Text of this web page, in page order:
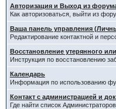
Авторизация и Выход из
Как авторизоваться, выйти из
Ваша панель управления
Редактирование контактной и
Восстановление утерянного
Инструкция по восстановлению
Календарь
Информация по использованию
Контакт с администрацией и
Где найти список